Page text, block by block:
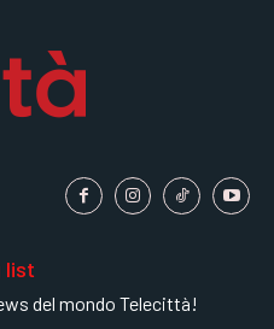
list
del mondo Telecittà!